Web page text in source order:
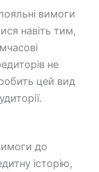
вимоги
навіть тим,
не
цей вид
до
історію,